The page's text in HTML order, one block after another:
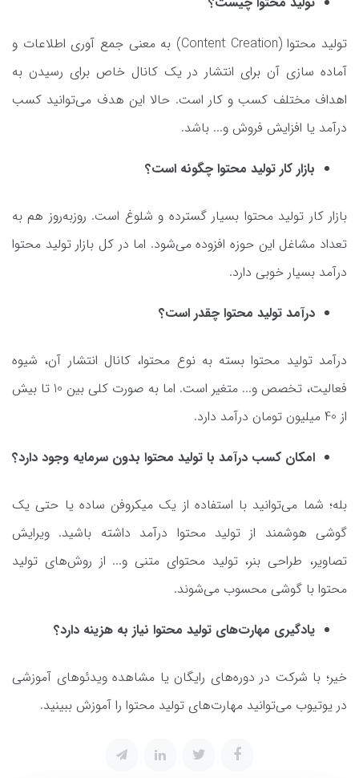
تولید محتوا (Content Creation) به معنی جمع آوری اطلاعات و
آماده سازی آن برای انتشار در یک کانال خاص برای رسیدن به
اهداف مختلف کسب و کار است. حالا این هدف می‌توانید کسب
درآمد یا افزایش فروش و... باشد.
بازار کار تولید محتوا چگونه است؟
بازار کار تولید محتوا بسیار گسترده و شلوغ است. روزبه‌روز هم به
تعداد مشاغل این حوزه افزوده می‌شود. اما در کل بازار تولید محتوا
درآمد بسیار خوبی دارد.
درآمد تولید محتوا چقدر است؟
درآمد تولید محتوا بسته به نوع محتوا، کانال انتشار آن،‌ شیوه
فعالیت، تخصص و... متغیر است. اما به صورت کلی بین 10 تا بیش
از 40 میلیون تومان درآمد دارد.
امکان کسب درآمد با تولید محتوا بدون سرمایه وجود دارد؟
بله؛ شما می‌توانید با استفاده از یک میکروفن ساده یا حتی یک
گوشی هوشمند از تولید محتوا درآمد داشته باشید. ویرایش
تصاویر، طراحی بنر، تولید محتوای متنی و... از روش‌های تولید
محتوا با گوشی محسوب می‌شوند.
یادگیری مهارت‌های تولید محتوا نیاز به هزینه دارد؟
خیر؛ با شرکت در دوره‌های رایگان یا مشاهده ویدئوهای آموزشی
در یوتیوب می‌توانید مهارت‌های تولید محتوا را آموزش ببینید.